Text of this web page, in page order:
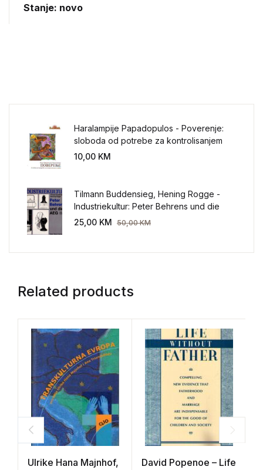
Stanje: novo
Haralampije Papadopulos - Poverenje:
sloboda od potrebe za kontrolisanjem
sveta
10,00 KM
Tilmann Buddensieg, Hening Rogge -
Industriekultur: Peter Behrens und die
AEG 1907-1914.
25,00 KM 50,00KM
Related products
Ulrike Hana Majnhof,
David Popenoe – Life